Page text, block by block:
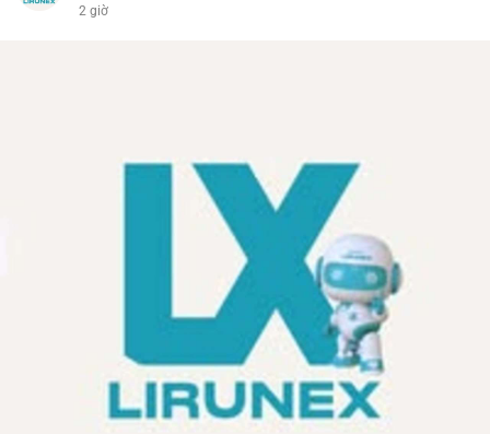
2 giờ